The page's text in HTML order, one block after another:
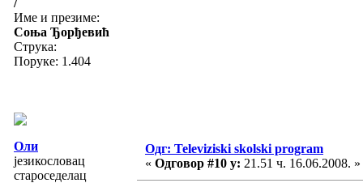
Име и презиме:
Соња Ђорђевић
Струка:
Поруке: 1.404
Оли
језикословац
староседелац
Одг: Televiziski skolski program
« Одговор #10 у: 21.51 ч. 16.06.2008. »